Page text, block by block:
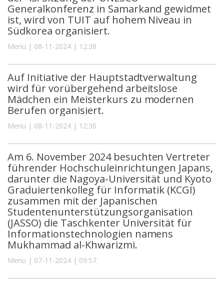
Generalkonferenz in Samarkand gewidmet
ist, wird von TUIT auf hohem Niveau in
Südkorea organisiert.
Menu | 08-11-2024 | 12:38
Auf Initiative der Hauptstadtverwaltung
wird für vorübergehend arbeitslose
Mädchen ein Meisterkurs zu modernen
Berufen organisiert.
Menu | 08-11-2024 | 12:36
Am 6. November 2024 besuchten Vertreter
führender Hochschuleinrichtungen Japans,
darunter die Nagoya-Universität und Kyoto
Graduiertenkolleg für Informatik (KCGI)
zusammen mit der Japanischen
Studentenunterstützungsorganisation
(JASSO) die Taschkenter Universität für
Informationstechnologien namens
Mukhammad al-Khwarizmi.
Menu | 07-11-2024 | 09:57